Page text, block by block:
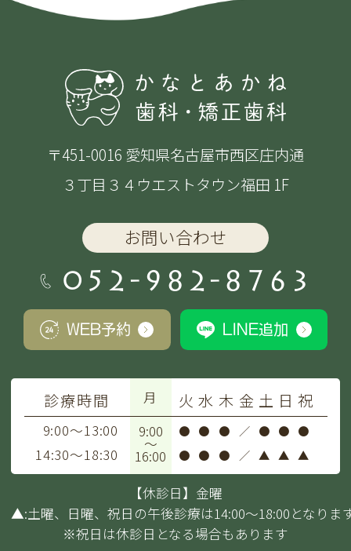
〒451-0016 愛知県名古屋市西区庄内通
３丁目３４ウエストタウン福田 1F
お問い合わせ
052-982-8763
WEB予約 LINE追加
診療時間 月 火 水 木 金 土 日 祝
9:00～13:00 9:00
～
16:00
● ● ● ／ ● ● ●
14:30～18:30 ● ● ● ／ ▲ ▲ ▲
【休診日】金曜
▲:土曜、日曜、祝日の午後診療は14:00～18:00となりま
※祝日は休診日となる場合もあります